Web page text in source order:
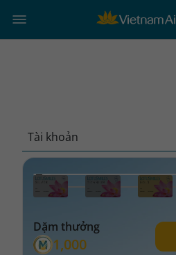
Tài khoản
Dặm thưởng
1,000